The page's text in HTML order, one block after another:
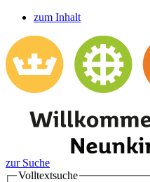
zum Inhalt
zur Suche
Volltextsuche